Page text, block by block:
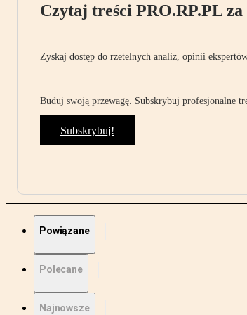
Czytaj treści PRO.RP.PL za
Zyskaj dostęp do rzetelnych analiz, opinii
Buduj swoją przewagę. Subskrybuj profesjonalne
Subskrybuj!
Powiązane
Polecane
Najnowsze